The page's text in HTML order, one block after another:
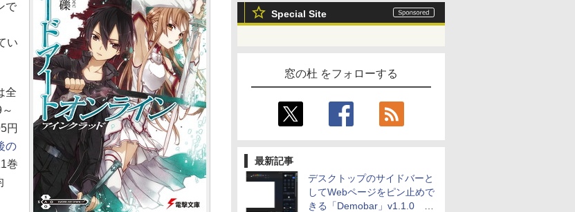
Special Site
窓の杜 をフォローする
最新記事
デスクトップのサイドバーと
してWebページをピン止めで
きる「Demobar」v1.1.0 ほ
で
い
全
円
の
巻